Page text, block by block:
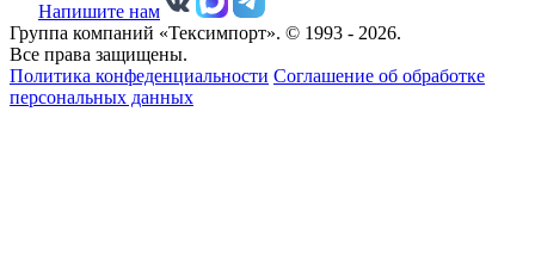
Напишите нам
Группа компаний «Тексимпорт». © 1993 - 2026.
Все права защищены.
Политика конфеденциальности Соглашение об обработке
персональных данных